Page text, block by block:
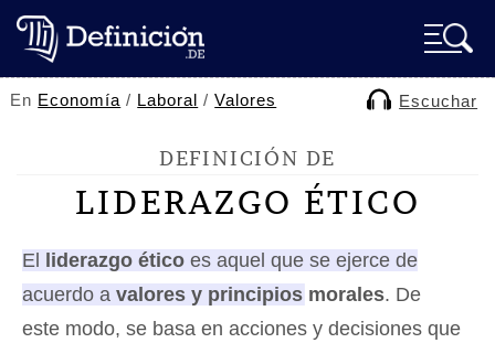
En Economía / Laboral /Valores Escuchar
DEFINICIÓN DE
LIDERAZGO ÉTICO
El liderazgo ético es aquel que se ejerce de
acuerdo a valores y principios morales. De
este modo, se basa en acciones y decisiones que